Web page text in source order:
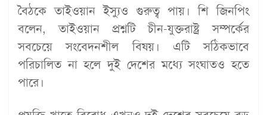
বৈঠকে তাইওয়ান ইস্যুও গুরুত্ব পায়। শি জিনপিং
বলেন, তাইওয়ান প্রশ্নটি চীন-যুক্তরাষ্ট্র সম্পর্কের
সবচেয়ে সংবেদনশীল বিষয়। এটি সঠিকভাবে
পরিচালিত না হলে দুই দেশের মধ্যে সংঘাতও হতে
পারে।